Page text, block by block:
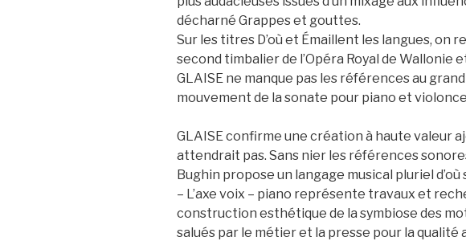
décharné Grappes et gouttes.
Sur les titres D’où et Émaillent les langues,
second timbalier de l’Opéra Royal de Wallonie
GLAISE ne manque pas les références au
mouvement de la sonate pour piano et
GLAISE confirme une création à haute valeur
attendrait pas. Sans nier les références
Bughin propose un langage musical pluriel
– L’axe voix – piano représente travaux et
construction esthétique de la symbiose des
salués par le métier et la presse pour la qualité